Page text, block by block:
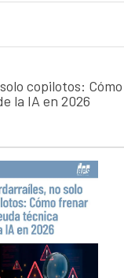
copilotos:
la IA en 2026